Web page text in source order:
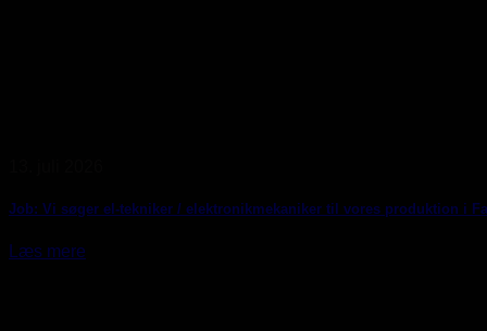
Job: Vi søger el-tekniker / elektronikmekaniker til vores produktion i
Læs mere